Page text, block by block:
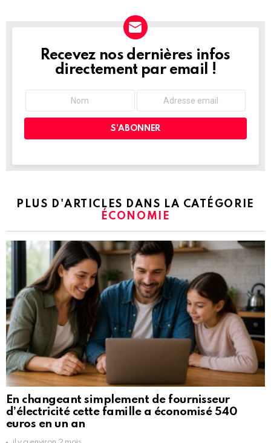
NEWSLETTER
Recevez nos dernières infos
directement par email !
PLUS D'ARTICLES DANS LA CATÉGORIE
ÉCONOMIE
En changeant simplement de fournisseur
d’électricité cette famille a économisé 540
euros en un an